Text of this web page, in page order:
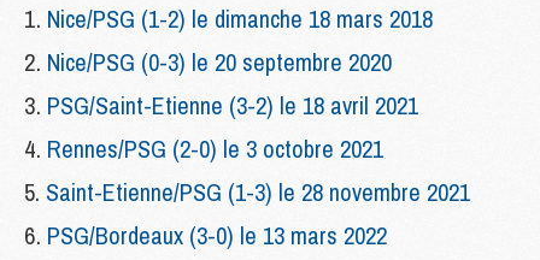
Nice/PSG (1-2) le dimanche 18 mars 2018
Nice/PSG (0-3) le 20 septembre 2020
PSG/Saint-Etienne (3-2) le 18 avril 2021
Rennes/PSG (2-0) le 3 octobre 2021
Saint-Etienne/PSG (1-3) le 28 novembre 2021
PSG/Bordeaux (3-0) le 13 mars 2022